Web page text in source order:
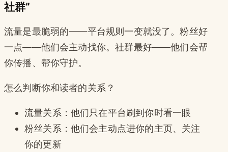
社群”
流量是最脆弱的——平台规则一变就没了。粉丝好
一点——他们会主动找你。社群最好——他们会帮
你传播、帮你守护。
怎么判断你和读者的关系？
流量关系：他们只在平台刷到你时看一眼
粉丝关系：他们会主动点进你的主页、关注
你的更新